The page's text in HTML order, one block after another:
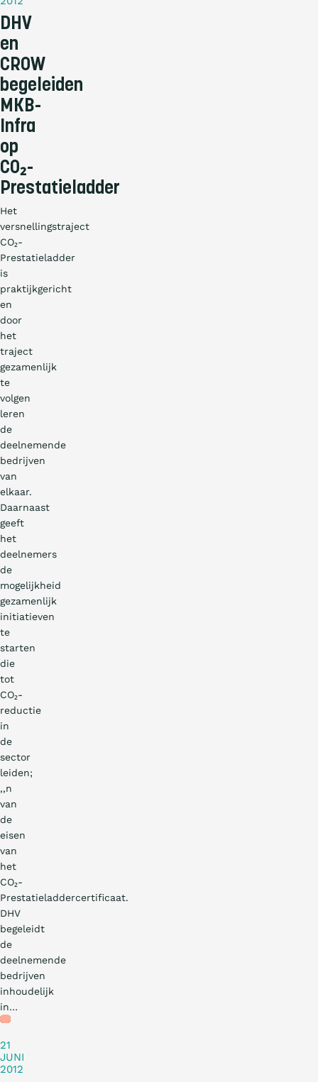
DHV
en
CROW
begeleiden
MKB-
Infra
op
CO₂-
Prestatieladder
Het
versnellingstraject
CO₂-
Prestatieladder
is
praktijkgericht
en
door
het
traject
gezamenlijk
te
volgen
leren
de
deelnemende
bedrijven
van
elkaar.
Daarnaast
geeft
het
deelnemers
de
mogelijkheid
gezamenlijk
initiatieven
te
starten
die
tot
CO₂-
reductie
in
de
sector
leiden;
‚‚n
van
de
eisen
van
het
CO₂-
Prestatieladdercertificaat.
DHV
begeleidt
de
deelnemende
bedrijven
inhoudelijk
in…
21
JUNI
2012